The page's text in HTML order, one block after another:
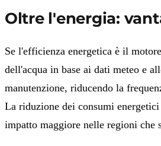
Oltre l'energia:
Se l'efficienza energetica è il
dell'acqua in base ai dati meteo e
manutenzione, riducendo la
La riduzione dei consumi
impatto maggiore nelle regioni che